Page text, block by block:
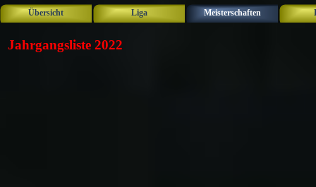
Übersicht Liga ▼
Meisterschaften
Jahrgangsliste 2022